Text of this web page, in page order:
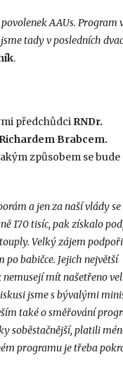
AAUs. Program
tady v posledních
.
předchůdci RNDr.
Brabcem.
způsobem se bude
a jen za naší vlády se
170 tisíc, pak získalo
Velký zájem
babičce. Jejich největší
mít našetřeno
jsme s bývalými
také o směřování
soběstačnější, platili
programu je třeba